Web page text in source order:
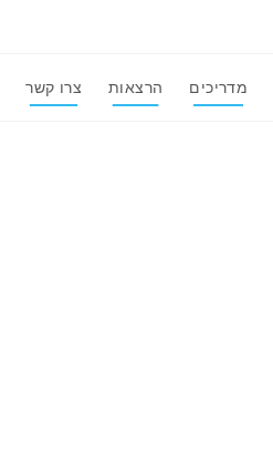
מדריכים הרצאות צרו קשר